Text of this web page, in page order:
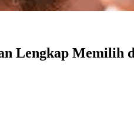
Lengkap Memilih